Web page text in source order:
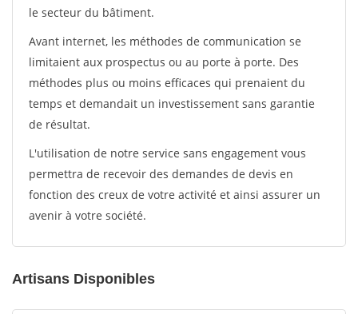
le secteur du bâtiment.
Avant internet, les méthodes de communication se
limitaient aux prospectus ou au porte à porte. Des
méthodes plus ou moins efficaces qui prenaient du
temps et demandait un investissement sans garantie
de résultat.
L'utilisation de notre service sans engagement vous
permettra de recevoir des demandes de devis en
fonction des creux de votre activité et ainsi assurer un
avenir à votre société.
Artisans Disponibles